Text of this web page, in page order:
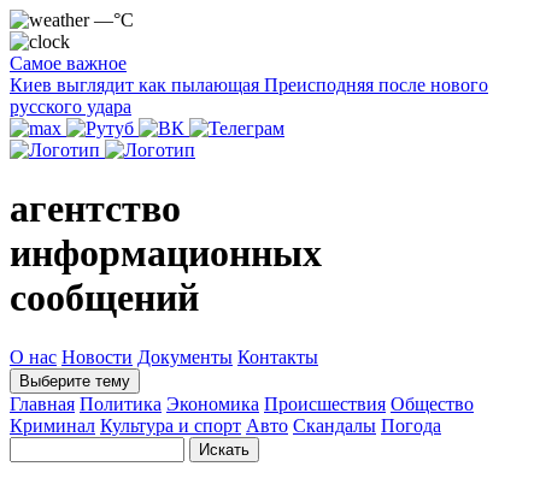
—°C
Самое важное
Киев выглядит как пылающая Преисподняя после нового
русского удара
агентство
информационных
сообщений
О нас Новости Документы Контакты
Выберите тему
Главная Политика Экономика Происшествия Общество
Криминал Культура и спорт Авто Скандалы Погода